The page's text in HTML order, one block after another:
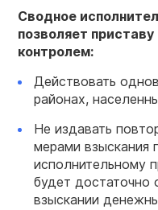
Сводное
позволяет
контролем:
Действовать
районах,
Не издавать
мерами взыскания
исполнительному
будет достаточно
взыскании